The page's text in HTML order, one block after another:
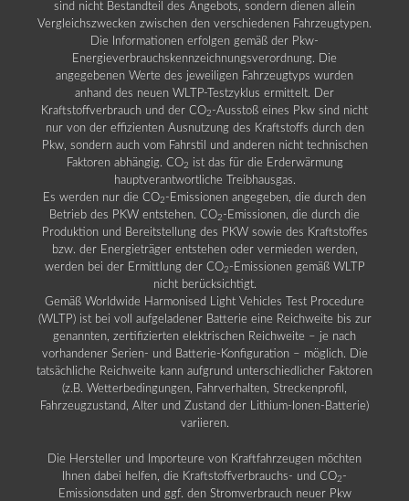
sind nicht Bestandteil des Angebots, sondern dienen allein
Vergleichszwecken zwischen den verschiedenen Fahrzeugtypen.
Die Informationen erfolgen gemäß der Pkw-
Energieverbrauchskennzeichnungsverordnung. Die
angegebenen Werte des jeweiligen Fahrzeugtyps wurden
anhand des neuen WLTP-Testzyklus ermittelt. Der
Kraftstoffverbrauch und der CO2 -Ausstoß eines Pkw sind nicht
nur von der effizienten Ausnutzung des Kraftstoffs durch den
Pkw, sondern auch vom Fahrstil und anderen nicht technischen
Faktoren abhängig. CO2 ist das für die Erderwärmung
hauptverantwortliche Treibhausgas.
Es werden nur die CO2 -Emissionen angegeben, die durch den
Betrieb des PKW entstehen. CO2 -Emissionen, die durch die
Produktion und Bereitstellung des PKW sowie des Kraftstoffes
bzw. der Energieträger entstehen oder vermieden werden,
werden bei der Ermittlung der CO2 -Emissionen gemäß WLTP
nicht berücksichtigt.
Gemäß Worldwide Harmonised Light Vehicles Test Procedure
(WLTP) ist bei voll aufgeladener Batterie eine Reichweite bis zur
genannten, zertifizierten elektrischen Reichweite – je nach
vorhandener Serien- und Batterie-Konfiguration – möglich. Die
tatsächliche Reichweite kann aufgrund unterschiedlicher Faktoren
(z.B. Wetterbedingungen, Fahrverhalten, Streckenprofil,
Fahrzeugzustand, Alter und Zustand der Lithium-Ionen-Batterie)
variieren.
Die Hersteller und Importeure von Kraftfahrzeugen möchten
Ihnen dabei helfen, die Kraftstoffverbrauchs- und CO2 -
Emissionsdaten und ggf. den Stromverbrauch neuer Pkw